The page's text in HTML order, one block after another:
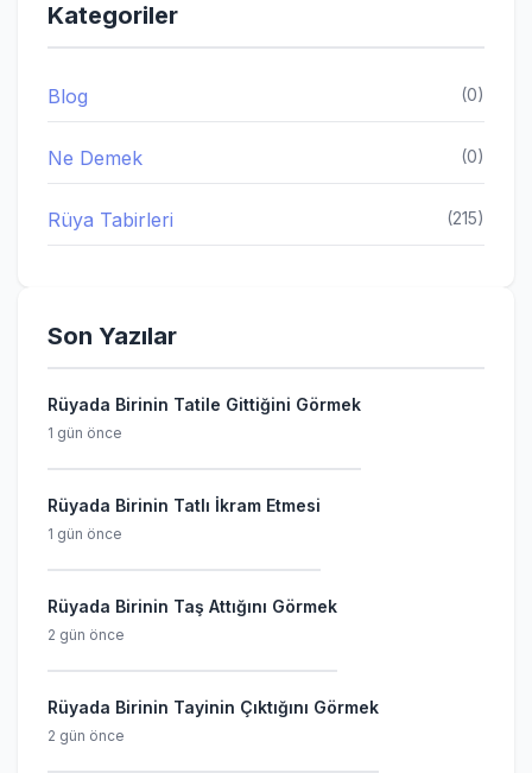
Kategoriler
Blog (0)
Ne Demek (0)
Rüya Tabirleri (215)
Son Yazılar
Rüyada Birinin Tatile Gittiğini Görmek
1 gün önce
Rüyada Birinin Tatlı İkram Etmesi
1 gün önce
Rüyada Birinin Taş Attığını Görmek
2 gün önce
Rüyada Birinin Tayinin Çıktığını Görmek
2 gün önce